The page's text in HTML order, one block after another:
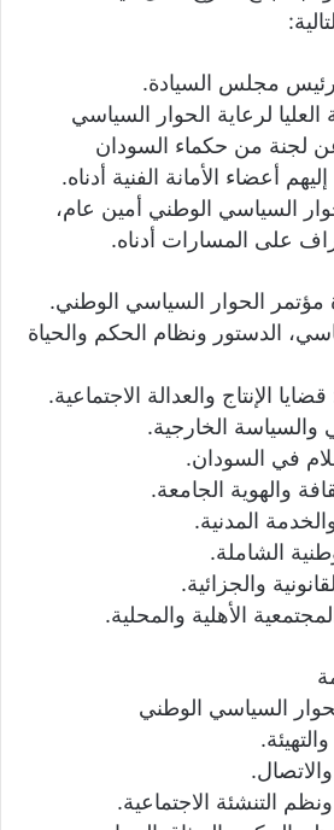
رئيس مجلس السيادة.
لرعاية الحوار السياسي
لجنة من حكماء السودان
أعضاء الأمانة الفنية أدناه.
السياسي الوطني أمين عام،
على المسارات أدناه.
مؤتمر الحوار السياسي الوطني.
الدستور ونظام الحكم والحياة
السياسي الوطني